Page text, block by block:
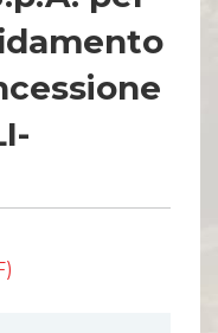
Sociali